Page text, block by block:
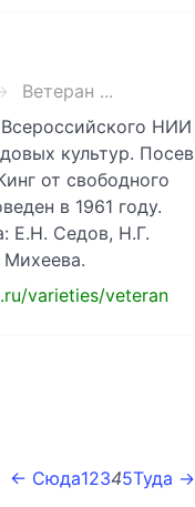
Ветеран ...
Всероссийского НИИ
культур. Посев
от свободного
в 1961 году.
Е.Н. Седов, Н.Г.
varieties/veteran
← Сюда12345Туда →